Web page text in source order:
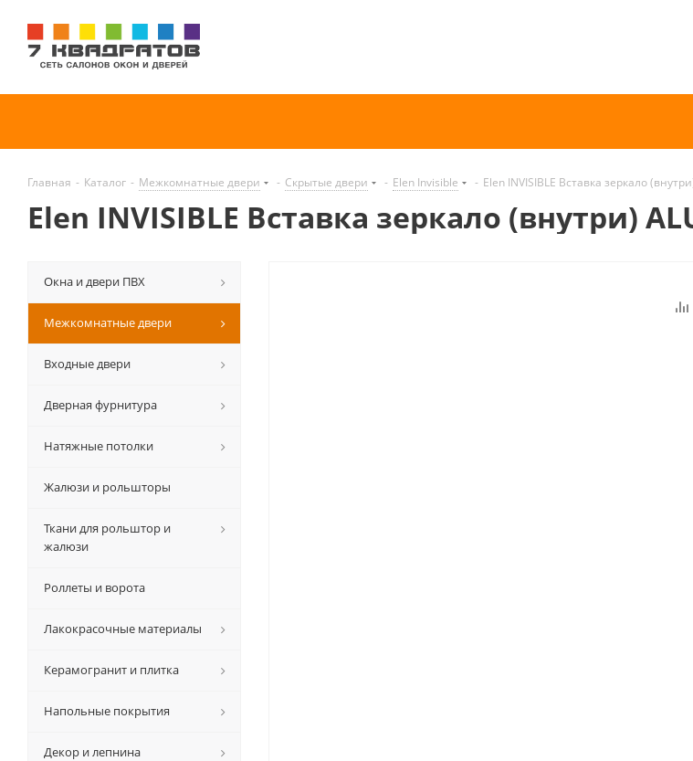
Главная - Каталог - Межкомнатные двери - Скрытые двери - Elen Invisible - Elen INVISIBLE Вставка зеркало
Elen INVISIBLE Вставка зеркало (внутри)
Окна и двери ПВХ
Межкомнатные двери
Входные двери
Дверная фурнитура
Натяжные потолки
Жалюзи и рольшторы
Ткани для рольштор и
жалюзи
Роллеты и ворота
Лакокрасочные материалы
Керамогранит и плитка
Напольные покрытия
Декор и лепнина